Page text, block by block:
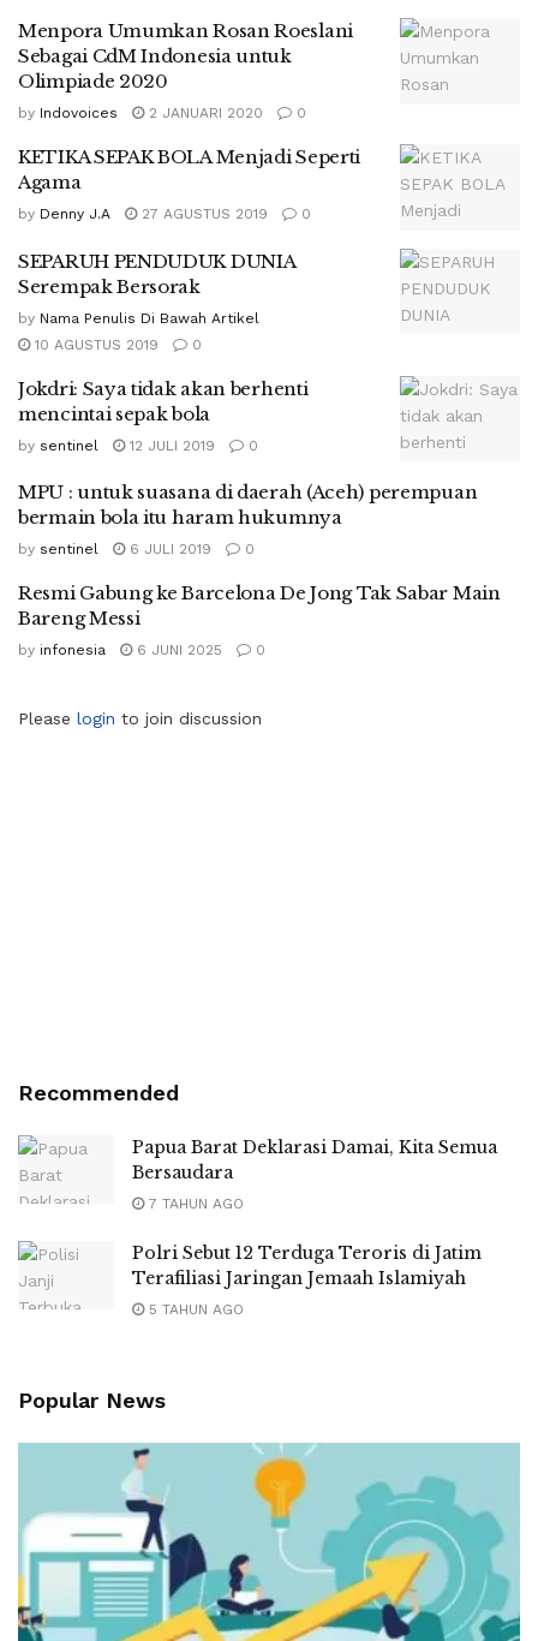
Menpora Umumkan Rosan Roeslani
Sebagai CdM Indonesia untuk
Olimpiade 2020
by Indovoices 2 JANUARI 2020 0
KETIKA SEPAK BOLA Menjadi Seperti
Agama
by Denny J.A 27 AGUSTUS 2019 0
SEPARUH PENDUDUK DUNIA
Serempak Bersorak
by Nama Penulis Di Bawah Artikel
10 AGUSTUS 2019
0
Jokdri: Saya tidak akan berhenti
mencintai sepak bola
by sentinel 12 JULI 2019 0
MPU : untuk suasana di daerah (Aceh) perempuan
bermain bola itu haram hukumnya
by sentinel 6 JULI 2019 0
Resmi Gabung ke Barcelona De Jong Tak Sabar Main
Bareng Messi
by infonesia 6 JUNI 2025 0
Please login to join discussion
Recommended
Papua Barat Deklarasi Damai, Kita Semua
Bersaudara
7 TAHUN AGO
Polri Sebut 12 Terduga Teroris di Jatim
Terafiliasi Jaringan Jemaah Islamiyah
5 TAHUN AGO
Popular News